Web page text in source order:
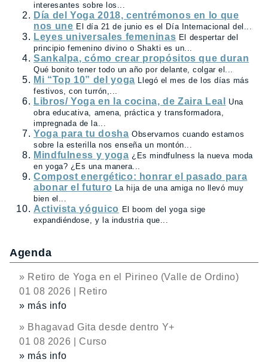
interesantes sobre los...
Día del Yoga 2018, centrémonos en lo que
nos une El día 21 de junio es el Día Internacional del...
Leyes universales femeninas El despertar del
principio femenino divino o Shakti es un...
Sankalpa, cómo crear propósitos que duran
Qué bonito tener todo un año por delante, colgar el...
Mi “Top 10” del yoga Llegó el mes de los días más
festivos, con turrón,...
Libros/ Yoga en la cocina, de Zaira Leal
Una
obra educativa, amena, práctica y transformadora,
impregnada de la...
Yoga para tu dosha Observarnos cuando estamos
sobre la esterilla nos enseña un montón...
Mindfulness y yoga ¿Es mindfulness la nueva moda
en yoga? ¿Es una manera...
Compost energético: honrar el pasado para
abonar el futuro La hija de una amiga no llevó muy
bien el...
Activista yóguico El boom del yoga sige
expandiéndose, y la industria que...
Agenda
» Retiro de Yoga en el Pirineo (Valle de Ordino)
01 08 2026 | Retiro
» más info
» Bhagavad Gita desde dentro Y+
01 08 2026 | Curso
» más info